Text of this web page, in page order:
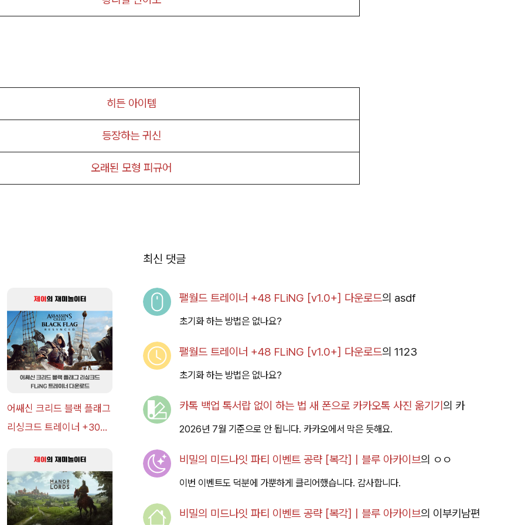
히든 아이템
등장하는 귀신
오래된 모형 피규어
어쌔신 크리드 블랙 플래그
리싱크드 트레이너 +30
최신 댓글
팰월드 트레이너 +48 FLiNG [v1.0+] 다운로드의 asdf
초기화 하는 방법은 없나요?
팰월드 트레이너 +48 FLiNG [v1.0+] 다운로드의 1123
초기화 하는 방법은 없나요?
카톡 백업 톡서랍 없이 하는 법 새 폰으로 카카오톡 사진 옮기기 의 카
2026년 7월 기준으로 안 됩니다. 카카오에서 막은 듯해요.
비밀의 미드나잇 파티 이벤트 공략 [복각] | 블루 아카이브의 ㅇㅇ
이번 이벤트도 덕분에 가뿐하게 클리어했습니다. 감사합니다.
비밀의 미드나잇 파티 이벤트 공략 [복각] | 블루 아카이브의 이부키남편